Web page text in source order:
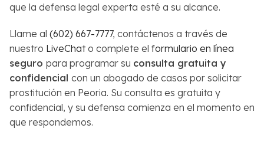
que la defensa legal experta esté a su alcance.
Llame al (602) 667-7777, contáctenos a través de
nuestro LiveChato complete el formulario en línea
seguro para programar su consulta gratuita y
confidencial con un abogado de casos por solicitar
prostitución en Peoria. Su consulta es gratuita y
confidencial, y su defensa comienza en el momento en
que respondemos.